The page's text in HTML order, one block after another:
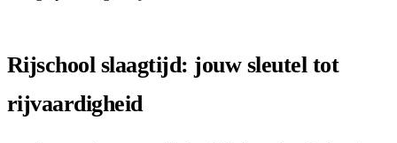
Rijschool slaagtijd: jouw sleutel tot
rijvaardigheid